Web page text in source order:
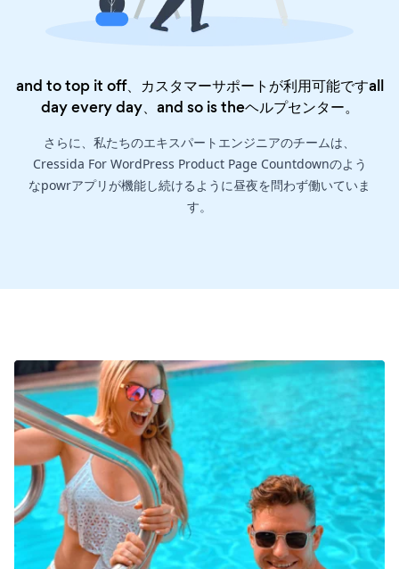
and to top it off、カスタマーサポートが利用可能ですall
day every day、and so is theヘルプセンター。
さらに、私たちのエキスパートエンジニアのチームは、
Cressida For WordPress Product Page Countdownのよう
なpowrアプリが機能し続けるように昼夜を問わず働いていま
す。